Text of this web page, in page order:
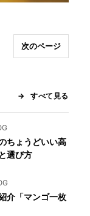
次のページ
すべて見る
ちょうどいい高
選び方
介「マンゴ一枚